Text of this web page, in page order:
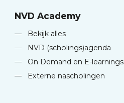
NVD Academy
—
Bekijk alles
—
NVD (scholings)agenda
—
On Demand en E-learnings
—
Externe nascholingen